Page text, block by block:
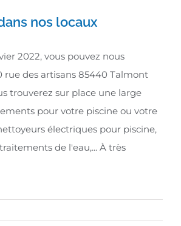
dans nos locaux
nos locaux
2022, vous pouvez nous
rue des artisans 85440 Talmont
trouverez sur place une large
pour votre piscine ou votre
électriques pour piscine,
de l'eau,... À très